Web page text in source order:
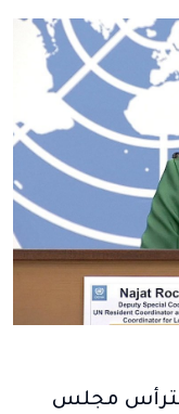
لترأس مجلس